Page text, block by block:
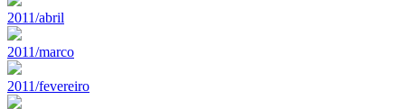
2011/abril
2011/marco
2011/fevereiro